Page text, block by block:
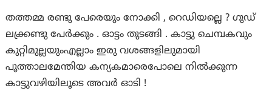
തത്തമ്മ രണ്ടു പേരെയും നോക്കി , റെഡിയല്ലെ ? ഗുഡ്
ലക്ക്രണ്ടു പേർക്കും . ഓട്ടം തുടങ്ങി . കാട്ടു ചെമ്പകവും
കുറ്റിമുല്ലയുംഎല്ലാം ഇരു വശങ്ങളിലുമായി
പൂത്താലമേന്തിയ കന്യകമാരെപോലെ നിൽക്കുന്ന
കാട്ടുവഴിയിലൂടെ അവർ ഓടി !